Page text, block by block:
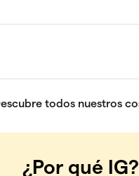
¿Por qué IG?